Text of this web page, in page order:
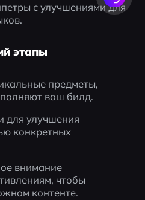
с улучшениями для
этапы
предметы,
ваш билд.
для улучшения
конкретных
внимание
чтобы
контенте.